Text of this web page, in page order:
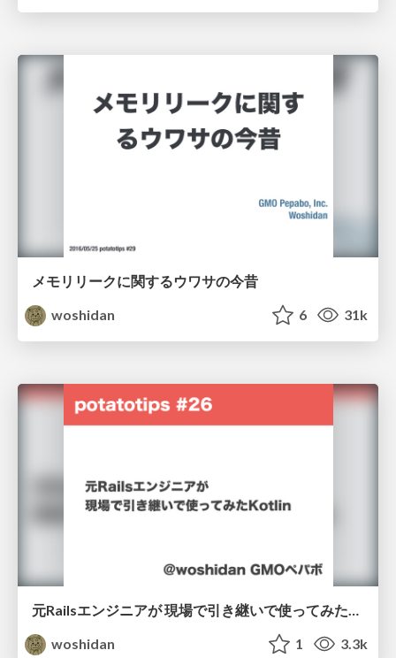
メモリリークに関するウワサの今昔
woshidan
6 31k
元Railsエンジニアが 現場で引き継いで使ってみたKotlin
woshidan
1 3.3k